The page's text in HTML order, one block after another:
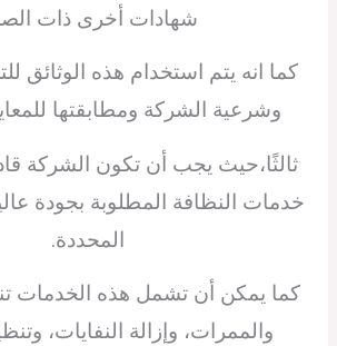
شهادات أخرى ذات
كما انه يتم استخدام هذه الوثائق
وشرعية الشركة ومطابقتها
ثالثًا،حيث يجب أن تكون الشركة
خدمات النظافة المطلوبة بجودة
المحددة.
كما يمكن أن تشمل هذه الخدمات
والممرات، وإزالة النفايات،